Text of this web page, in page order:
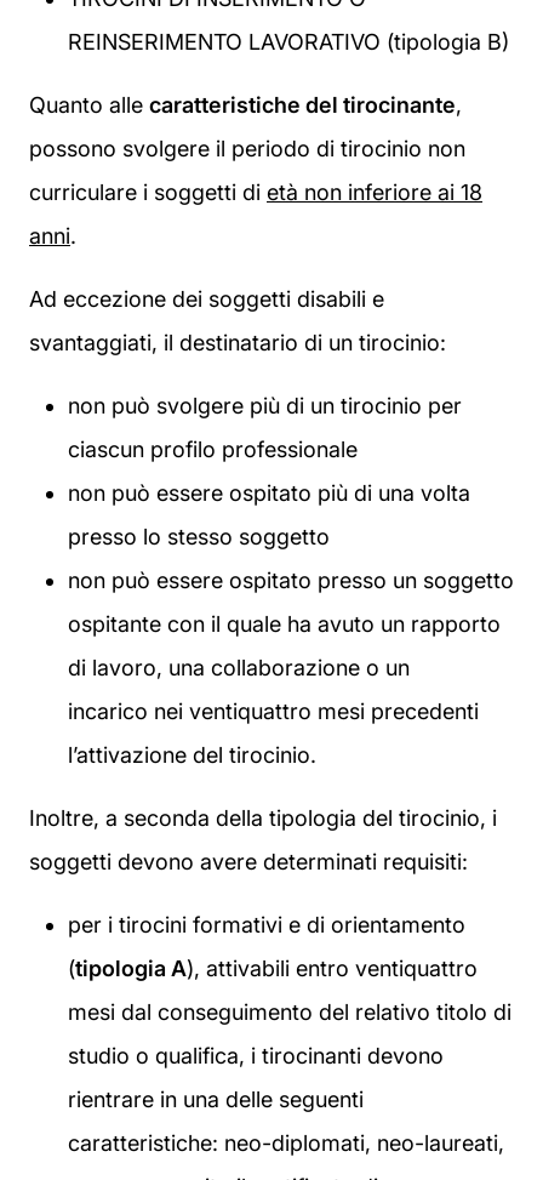
REINSERIMENTO LAVORATIVO (tipologia B)
Quanto alle caratteristiche del tirocinante,
possono svolgere il periodo di tirocinio non
curriculare i soggetti di età non inferiore ai 18
anni.
Ad eccezione dei soggetti disabili e
svantaggiati, il destinatario di un tirocinio:
non può svolgere più di un tirocinio per
ciascun profilo professionale
non può essere ospitato più di una volta
presso lo stesso soggetto
non può essere ospitato presso un soggetto
ospitante con il quale ha avuto un rapporto
di lavoro, una collaborazione o un
incarico nei ventiquattro mesi precedenti
l’attivazione del tirocinio.
Inoltre, a seconda della tipologia del tirocinio, i
soggetti devono avere determinati requisiti:
per i tirocini formativi e di orientamento
(tipologia A), attivabili entro ventiquattro
mesi dal conseguimento del relativo titolo di
studio o qualifica, i tirocinanti devono
rientrare in una delle seguenti
caratteristiche: neo-diplomati, neo-laureati,